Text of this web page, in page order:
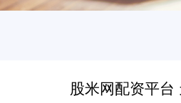
股米网配资平